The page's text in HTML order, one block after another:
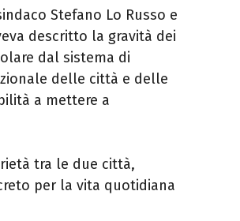
Stefano Lo Russo e
descritto la gravità dei
dal sistema di
delle città e delle
a mettere a
tra le due città,
per la vita quotidiana